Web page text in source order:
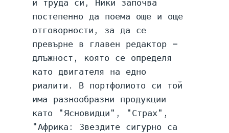
и труда си, Ники започва
постепенно да поема още и още
отговорности, за да се
превърне в главен редактор –
длъжност, която се определя
като двигателя на едно
риалити. В портфолиото си той
има разнообразни продукции
като "Ясновидци", "Страх",
"Африка: Звездите сигурно са